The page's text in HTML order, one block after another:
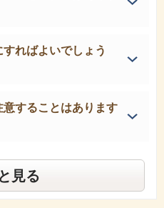
ればよいでしょう
することはあります
見る